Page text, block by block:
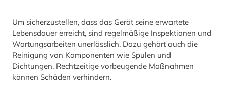
Um sicherzustellen, dass das Gerät seine erwartete
Lebensdauer erreicht, sind regelmäßige Inspektionen und
Wartungsarbeiten unerlässlich. Dazu gehört auch die
Reinigung von Komponenten wie Spulen und
Dichtungen. Rechtzeitige vorbeugende Maßnahmen
können Schäden verhindern.